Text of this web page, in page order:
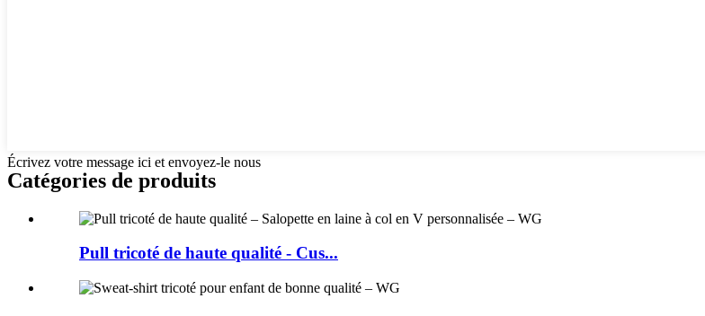
Écrivez votre message ici et envoyez-le nous
Catégories de produits
Pull tricoté de haute qualité - Cus...